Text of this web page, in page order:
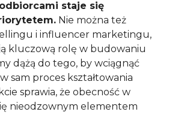
staje się
Nie można też
i influencer marketingu,
kluczową rolę w budowaniu
dążą do tego, by wciągnąć
sam proces kształtowania
sprawia, że obecność w
nieodzownym elementem